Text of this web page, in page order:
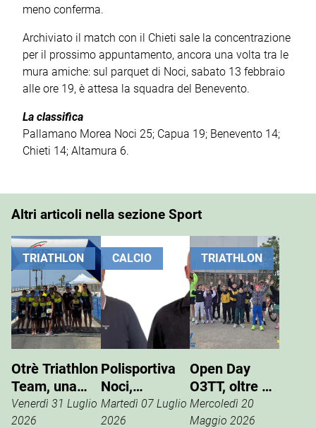
meno conferma.
Archiviato il match con il Chieti sale la concentrazione
per il prossimo appuntamento, ancora una volta tra le
mura amiche: sul parquet di Noci, sabato 13 febbraio
alle ore 19, è attesa la squadra del Benevento.
La classifica
Pallamano Morea Noci 25; Capua 19; Benevento 14;
Chieti 14; Altamura 6.
Altri articoli nella sezione Sport
TRIATHLON
Otrè Triathlon
Team, una
giornata di
sport, tifo e
Venerdì 31 Luglio
2026
CALCIO
Polisportiva
Noci,
Giuseppe
Pinto nuovo
Martedì 07 Luglio
2026
TRIATHLON
Open Day
O3TT, oltre 50
bambini al
Foro Boario
Mercoledì 20
Maggio 2026